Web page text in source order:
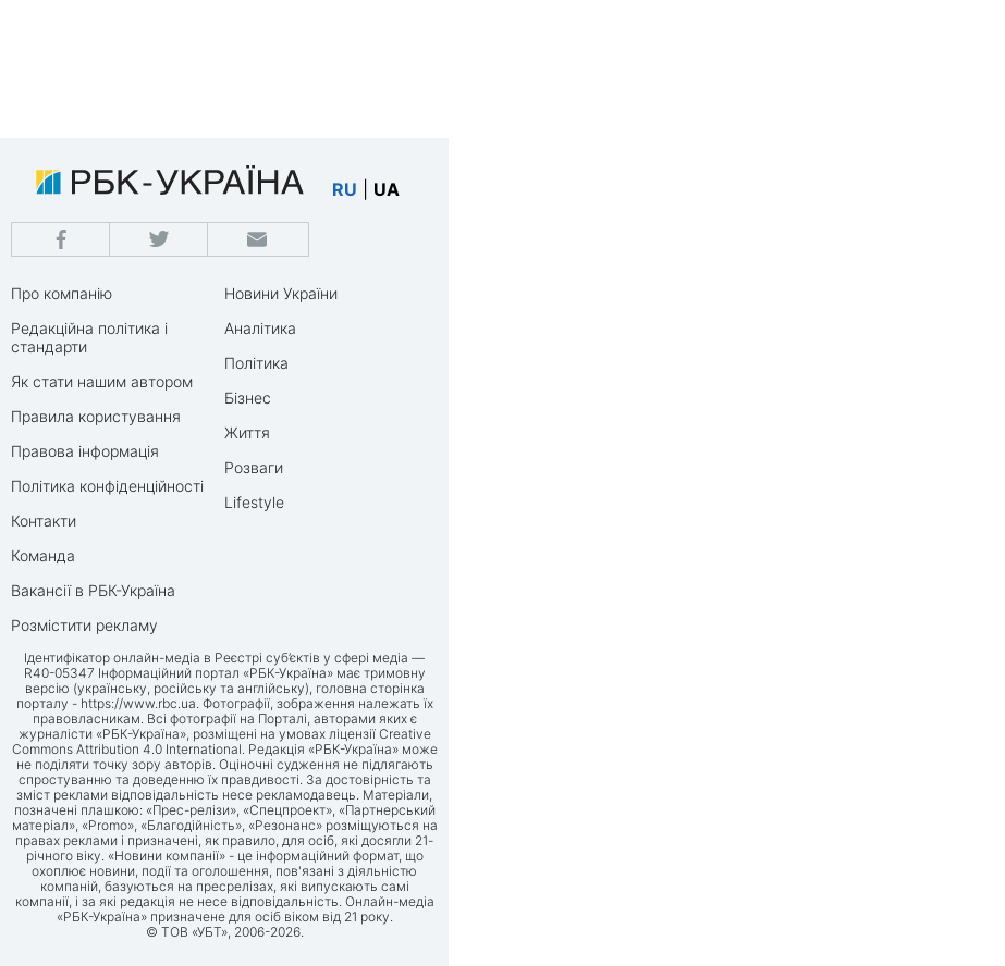
RU UA
Про компанію
Редакційна політика і
стандарти
Як стати нашим автором
Правила користування
Правова інформація
Політика конфіденційності
Контакти
Команда
Вакансії в РБК-Україна
Розмістити рекламу
Новини України
Аналітика
Політика
Бізнес
Життя
Розваги
Lifestyle
Ідентифікатор онлайн-медіа в Реєстрі суб’єктів у сфері медіа —
R40-05347 Інформаційний портал «РБК-Україна» має тримовну
версію (українську, російську та англійську), головна сторінка
порталу - https://www.rbc.ua. Фотографії, зображення належать їх
правовласникам. Всі фотографії на Порталі, авторами яких є
журналісти «РБК-Україна», розміщені на умовах ліцензії Creative
Commons Attribution 4.0 International. Редакція «РБК-Україна» може
не поділяти точку зору авторів. Оціночні судження не підлягають
спростуванню та доведенню їх правдивості. За достовірність та
зміст реклами відповідальність несе рекламодавець. Матеріали,
позначені плашкою: «Прес-релізи», «Спецпроект», «Партнерський
матеріал», «Promo», «Благодійність», «Резонанс» розміщуються на
правах реклами і призначені, як правило, для осіб, які досягли 21-
річного віку. «Новини компанії» - це інформаційний формат, що
охоплює новини, події та оголошення, пов'язані з діяльністю
компаній, базуються на пресрелізах, які випускають самі
компанії, і за які редакція не несе відповідальність. Онлайн-медіа
«РБК-Україна» призначене для осіб віком від 21 року.
© ТОВ «УБТ», 2006-2026.